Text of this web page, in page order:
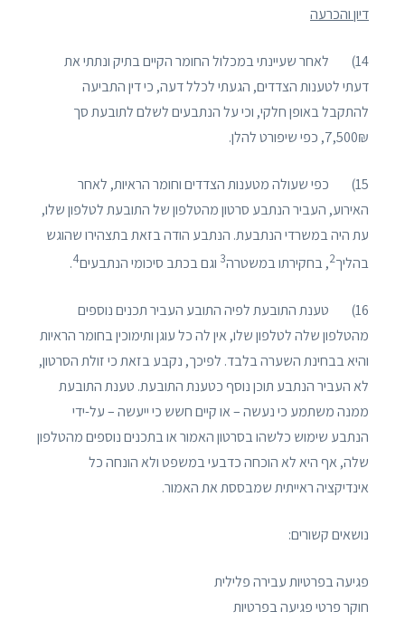
דיון והכרעה
14) לאחר שעיינתי במכלול החומר הקיים בתיק ונתתי את
דעתי לטענות הצדדים, הגעתי לכלל דעה, כי דין התביעה
להתקבל באופן חלקי, וכי על הנתבעים לשלם לתובעת סך
7,500₪, כפי שיפורט להלן.
15) כפי שעולה מטענות הצדדים וחומר הראיות, לאחר
האירוע, העביר הנתבע סרטון מהטלפון של התובעת לטלפון שלו,
עת היה במשרדי הנתבעת. הנתבע הודה בזאת בתצהירו שהוגש
בהליך2, בחקירתו במשטרה3 וגם בכתב סיכומי הנתבעים4
.
16) טענת התובעת לפיה התובע העביר תכנים נוספים
מהטלפון שלה לטלפון שלו, אין לה כל עוגן ותימוכין בחומר הראיות
והיא בבחינת השערה בלבד. לפיכך, נקבע בזאת כי זולת הסרטון,
לא העביר הנתבע תוכן נוסף כטענת התובעת. טענת התובעת
ממנה משתמע כי נעשה – או קיים חשש כי ייעשה – על-ידי
הנתבע שימוש כלשהו בסרטון האמור או בתכנים נוספים מהטלפון
שלה, אף היא לא הוכחה כדבעי במשפט ולא הונחה כל
אינדיקציה ראייתית שמבססת את האמור.
נושאים קשורים:
פגיעה בפרטיות עבירה פלילית
חוקר פרטי פגיעה בפרטיות